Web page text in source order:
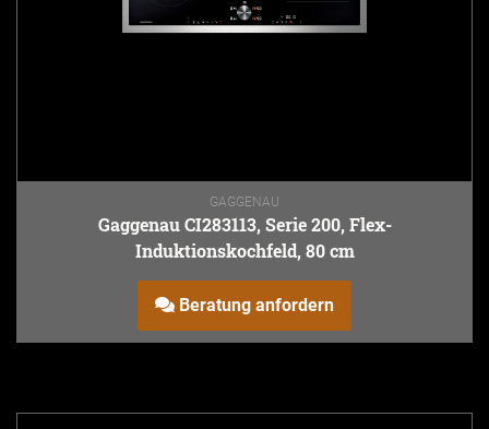
GAGGENAU
Gaggenau CI283113, Serie 200, Flex-
Induktionskochfeld, 80 cm
Beratung anfordern